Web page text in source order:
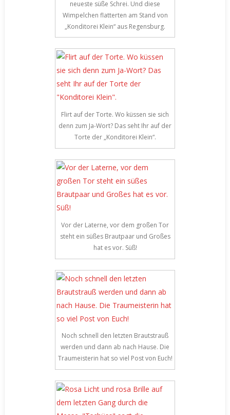
neueste süße Schrei. Und diese
Wimpelchen flatterten am Stand von
„Konditorei Klein“ aus Regensburg.
Flirt auf der Torte. Wo küssen sie sich
denn zum Ja-Wort? Das seht Ihr auf der
Torte der „Konditorei Klein“.
Vor der Laterne, vor dem großen Tor
steht ein süßes Brautpaar und Großes
hat es vor. Süß!
Noch schnell den letzten Brautstrauß
werden und dann ab nach Hause. Die
Traumeisterin hat so viel Post von Euch!